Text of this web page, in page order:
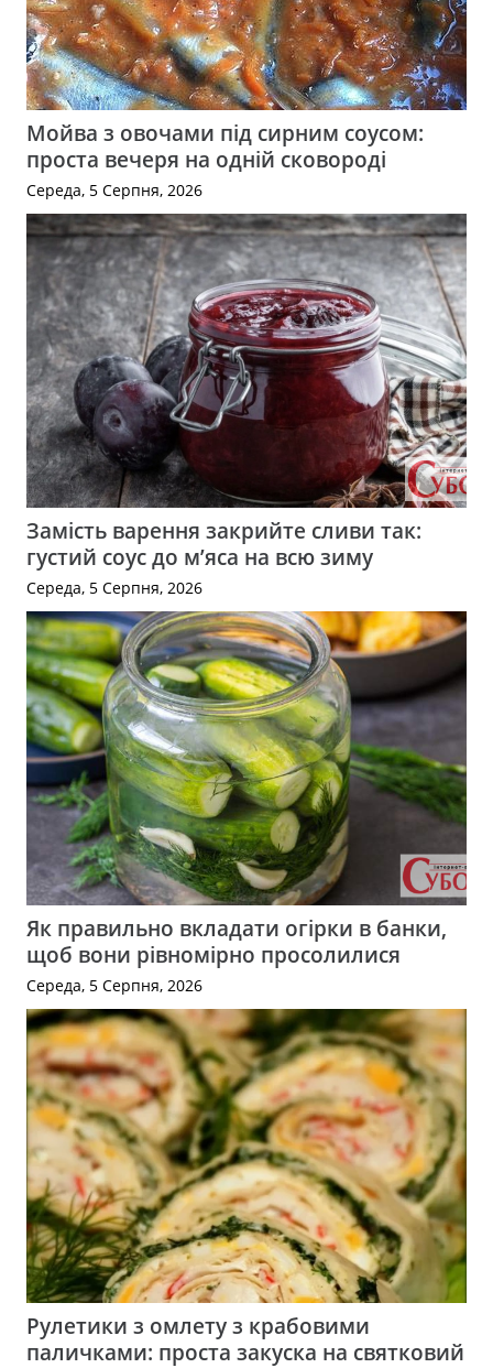
Мойва з овочами під сирним соусом:
проста вечеря на одній сковороді
Середа, 5 Серпня, 2026
Замість варення закрийте сливи так:
густий соус до м’яса на всю зиму
Середа, 5 Серпня, 2026
Як правильно вкладати огірки в банки,
щоб вони рівномірно просолилися
Середа, 5 Серпня, 2026
Рулетики з омлету з крабовими
паличками: проста закуска на святковий